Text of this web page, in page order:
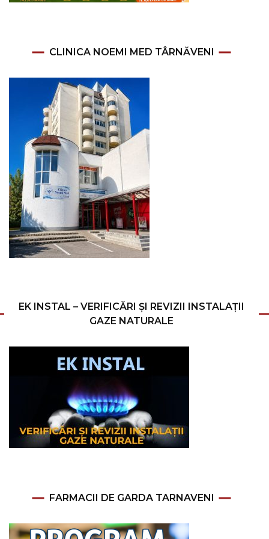
CLINICA NOEMI MED TÂRNĂVENI
EK INSTAL – VERIFICĂRI ȘI REVIZII INSTALAȚII
GAZE NATURALE
FARMACII DE GARDA TARNAVENI